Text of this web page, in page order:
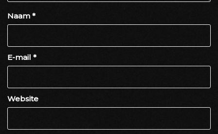
Naam *
E-mail *
Website